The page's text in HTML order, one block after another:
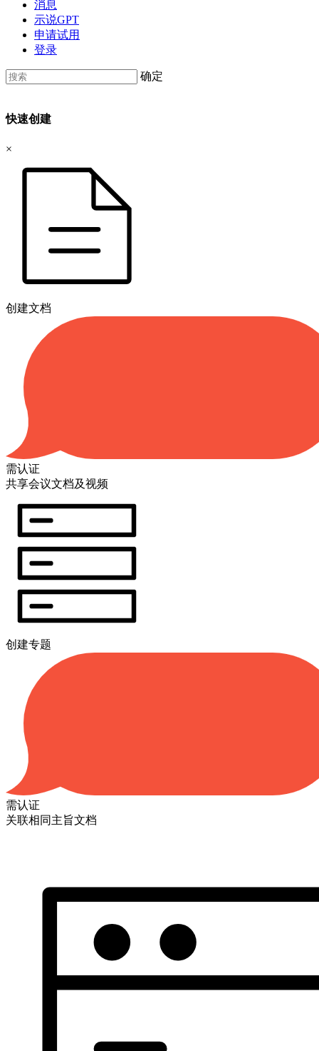
消息
示说GPT
申请试用
登录
确定
快速创建
×
创建文档
需认证
共享会议文档及视频
创建专题
需认证
关联相同主旨文档